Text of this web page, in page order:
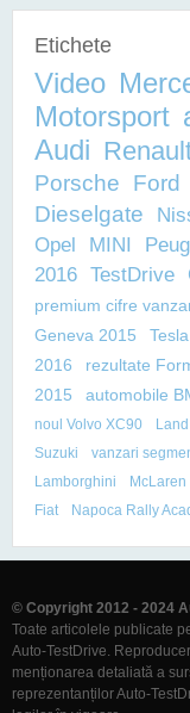
Etichete
Video
Motorsport
Audi
Porsche
Ford
Dieselgate
Opel
MINI
2016 TestDrive
premium cifre
Geneva 2015
Tesla
2016
rezultate
2015
automobile
noul Volvo XC90
Suzuki
vanzari
Lamborghini
McLaren
Fiat
Napoca Rally
© Copyright 2012 - 2024
Toate articolele publicate
Auto-TestDrive.
menționarea detaliată a
reprezentanților Auto-